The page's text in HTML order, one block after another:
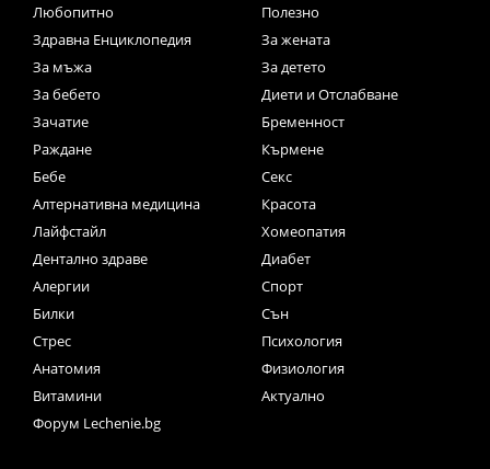
Любопитно
Полезно
Здравна Енциклопедия
За жената
За мъжа
За детето
За бебето
Диети и Отслабване
Зачатие
Бременност
Раждане
Кърмене
Бебе
Секс
Алтернативна медицина
Красота
Лайфстайл
Хомеопатия
Дентално здраве
Диабет
Алергии
Спорт
Билки
Сън
Стрес
Психология
Анатомия
Физиология
Витамини
Актуално
Форум Lechenie.bg